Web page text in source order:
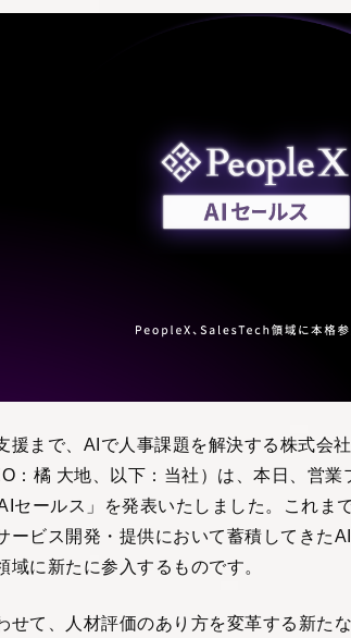
援まで、AIで人事課題を解決する株式会
：橘 大地、以下：当社）は、本日、営
セールス」を発表いたしました。これま
ービス開発・提供において蓄積してきた
域に新たに参入するものです。
せて、人材評価のあり方を変革する新た